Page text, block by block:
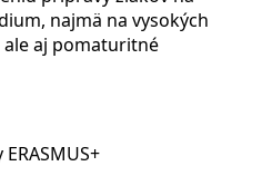
najmä na vysokých
aj pomaturitné